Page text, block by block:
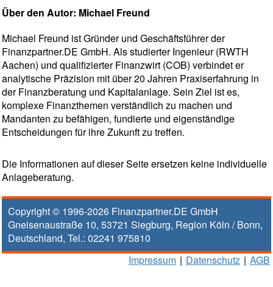
Über den Autor: Michael Freund
Michael Freund ist Gründer und Geschäftsführer der
Finanzpartner.DE GmbH. Als studierter Ingenieur (RWTH
Aachen) und qualifizierter Finanzwirt (COB) verbindet er
analytische Präzision mit über 20 Jahren Praxiserfahrung in
der Finanzberatung und Kapitalanlage. Sein Ziel ist es,
komplexe Finanzthemen verständlich zu machen und
Mandanten zu befähigen, fundierte und eigenständige
Entscheidungen für ihre Zukunft zu treffen.
Die Informationen auf dieser Seite ersetzen keine individuelle
Anlageberatung.
Copyright © 1996-2026 Finanzpartner.DE GmbH
Gneisenaustraße 10, 53721 Siegburg, Region Köln / Bonn,
Deutschland, Tel.: 02241 975810
Impressum | Datenschutz | AGB